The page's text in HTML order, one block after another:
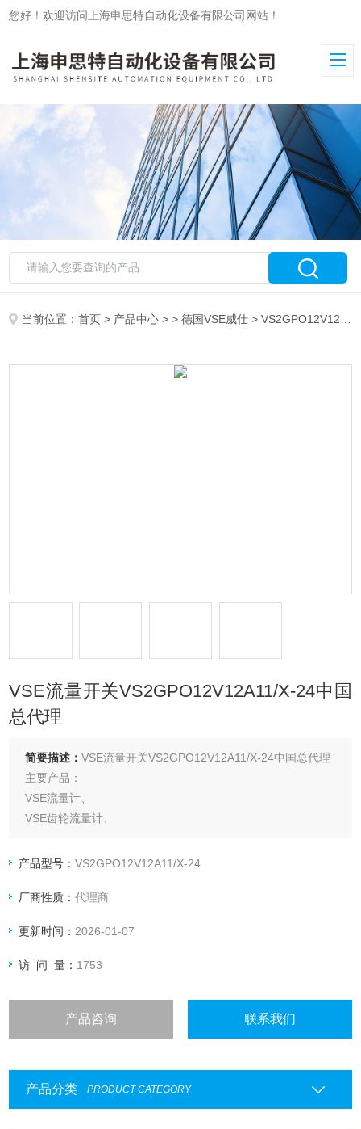
您好！欢迎访问上海申思特自动化设备有限公司网站！
当前位置：首页 > 产品中心 > >德国VSE威仕 > VS2GPO12V12A11/X-24VSE流量开关VS2GPO12V12A11/X-24中国总代理
VSE流量开关VS2GPO12V12A11/X-24中国
总代理
简要描述：VSE流量开关VS2GPO12V12A11/X-24中国总代理
主要产品：
VSE流量计、
VSE齿轮流量计、
VSE适配器、
VSE流量开关，
产品型号：VS2GPO12V12A11/X-24
厂商性质：代理商
更新时间： 2026-01-07
访 问 量： 1753
产品咨询 联系我们
产品分类 PRODUCT CATEGORY